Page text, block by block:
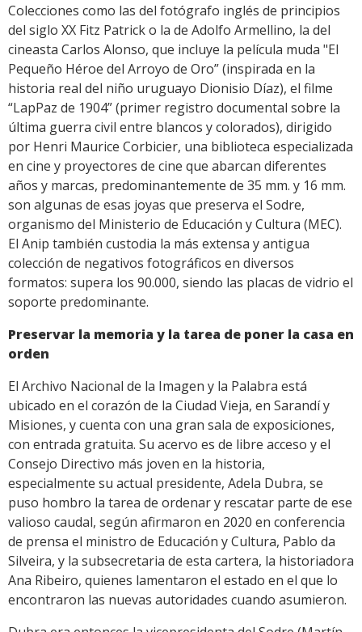
Colecciones como las del fotógrafo inglés de principios
del siglo XX Fitz Patrick o la de Adolfo Armellino, la del
cineasta Carlos Alonso, que incluye la película muda "El
Pequeño Héroe del Arroyo de Oro” (inspirada en la
historia real del niño uruguayo Dionisio Díaz), el filme
“LapPaz de 1904” (primer registro documental sobre la
última guerra civil entre blancos y colorados), dirigido
por Henri Maurice Corbicier, una biblioteca especializada
en cine y proyectores de cine que abarcan diferentes
años y marcas, predominantemente de 35 mm. y 16 mm.
son algunas de esas joyas que preserva el Sodre,
organismo del Ministerio de Educación y Cultura (MEC).
El Anip también custodia la más extensa y antigua
colección de negativos fotográficos en diversos
formatos: supera los 90.000, siendo las placas de vidrio el
soporte predominante.
Preservar la memoria y la tarea de poner la casa en
orden
El Archivo Nacional de la Imagen y la Palabra está
ubicado en el corazón de la Ciudad Vieja, en Sarandí y
Misiones, y cuenta con una gran sala de exposiciones,
con entrada gratuita. Su acervo es de libre acceso y el
Consejo Directivo más joven en la historia,
especialmente su actual presidente, Adela Dubra, se
puso hombro la tarea de ordenar y rescatar parte de ese
valioso caudal, según afirmaron en 2020 en conferencia
de prensa el ministro de Educación y Cultura, Pablo da
Silveira, y la subsecretaria de esta cartera, la historiadora
Ana Ribeiro, quienes lamentaron el estado en el que lo
encontraron las nuevas autoridades cuando asumieron.